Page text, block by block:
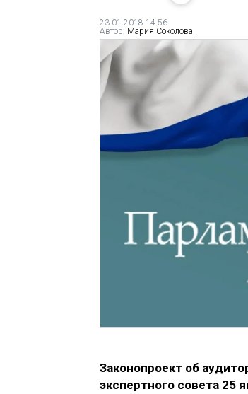
23.01.2018 14:56
Автор: Мария Соколова
Законопроект об
экспертного совета 25